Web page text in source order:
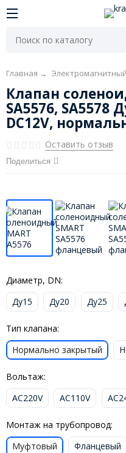
Главная →
Клапан
SA5576,
DC12V,
Оставить отзыв
Поделиться
Диаметр, DN:
Ду15
Ду20 Ду25
Тип клапана:
Нормально закрытый
Вольтаж:
AC220V
AC110V
Монтаж на трубопровод:
Муфтовый
Фланцевый